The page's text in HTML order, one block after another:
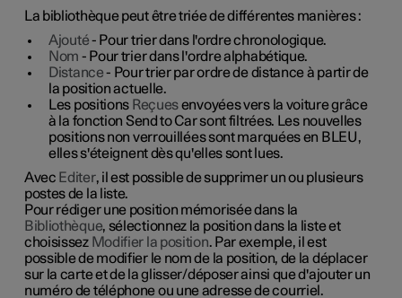
La bibliothèque peut être triée de différentes manières :
Ajouté- Pour trier dans l'ordre chronologique.
Nom - Pour trier dans l'ordre alphabétique.
Distance- Pour trier par ordre de distance à partir de
la position actuelle.
Les positions Reçuesenvoyées vers la voiture grâce
à la fonction Send to Car sont filtrées. Les nouvelles
positions non verrouillées sont marquées en BLEU,
elles s'éteignent dès qu'elles sont lues.
Avec Editer, il est possible de supprimer un ou plusieurs
postes de la liste.
Pour rédiger une position mémorisée dans la
Bibliothèque, sélectionnez la position dans la liste et
choisissez Modifier la position. Par exemple, il est
possible de modifier le nom de la position, de la déplacer
sur la carte et de la glisser/déposer ainsi que d'ajouter un
numéro de téléphone ou une adresse de courriel.